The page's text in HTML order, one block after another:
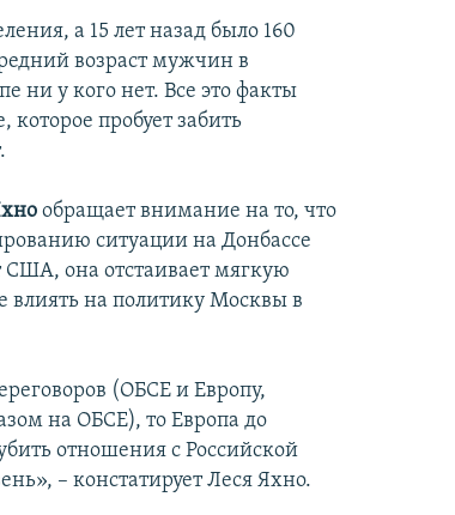
а 15 лет назад было 160
возраст мужчин в
ни у кого нет. Все это факты
пробует забить
обращает внимание на то, что
ситуации на Донбассе
США, она отстаивает мягкую
на политику Москвы в
(ОБСЕ и Европу,
на ОБСЕ), то Европа до
отношения с Российской
– констатирует Леся Яхно.